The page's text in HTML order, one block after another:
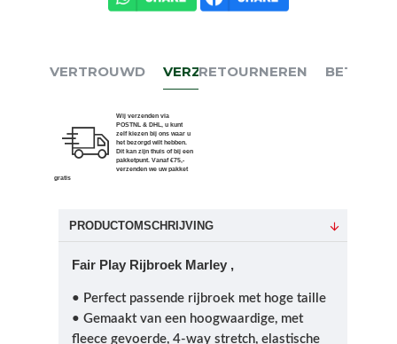
VERTROUWD VERZENDEN
Wij verzenden via
POSTNL & DHL, u kunt
zelf kiezen bij ons waar u
het bezorgd wilt hebben.
Dit kan zijn thuis of bij een
pakketpunt. Vanaf €75,-
verzenden we uw pakket
gratis
RETOURNEREN BETALEN
PRODUCTOMSCHRIJVING
Fair Play Rijbroek Marley ,
• Perfect passende rijbroek met hoge taille
• Gemaakt van een hoogwaardige, met
fleece gevoerde, 4-way stretch, elastische